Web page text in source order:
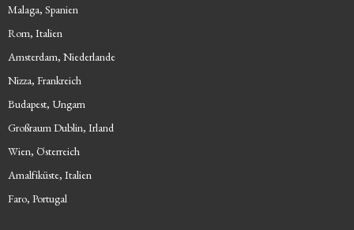
Malaga, Spanien
Rom, Italien
Amsterdam, Niederlande
Nizza, Frankreich
Budapest, Ungarn
Großraum Dublin, Irland
Wien, Österreich
Amalfiküste, Italien
Faro, Portugal